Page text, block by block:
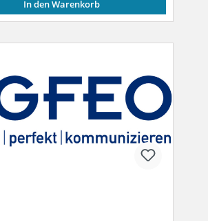
In den Warenkorb